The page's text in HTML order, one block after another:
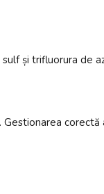
și trifluorura de